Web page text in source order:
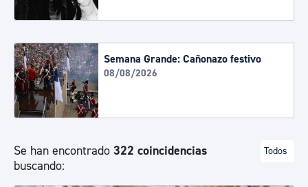
Semana Grande: Cañonazo festivo
08/08/2026
Se han encontrado 322 coincidencias
buscando:
Todos